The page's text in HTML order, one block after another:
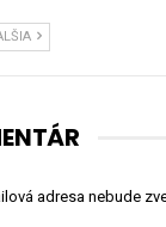
adresa nebude